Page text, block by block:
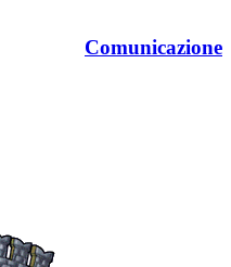
Comunicazione